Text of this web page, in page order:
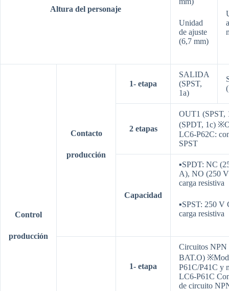
Altura del personaje
Unidad
de ajuste
(6,7 mm)
Control
producción
Contacto
producción
1- etapa
SALIDA
(SPST,
1a)
2 etapas
OUT1 (SPST,
(SPDT, 1c)
LC6-P62C:
SPST
Capacidad
▪SPDT: NC
A), NO (250
carga resistiva
▪SPST: 250 V
carga resistiva
1- etapa
Circuitos
BAT.O)
P61C/P41C y
LC6-P61C
de circuito